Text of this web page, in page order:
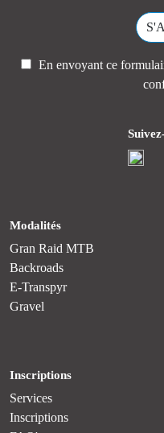
En envoyant ce
Modalités
Gran Raid MTB
Backroads
E-Transpyr
Gravel
Inscriptions
Services
Inscriptions